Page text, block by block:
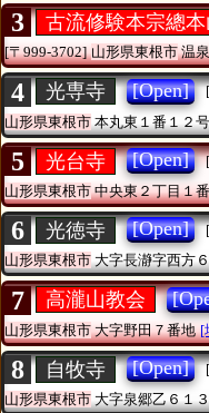
3 古流修験本宗總
[〒999-3702] 山形県東根市温
4 光専寺 [Open]
山形県東根市 本丸東１番１２号
5 光台寺 [Open]
山形県東根市中央東２丁目１
6 光徳寺 [Open]
山形県東根市大字長瀞字西方
7 高瀧山教会
山形県東根市大字野田７番地 [
8 自牧寺 [Open]
山形県東根市大字泉郷乙６１